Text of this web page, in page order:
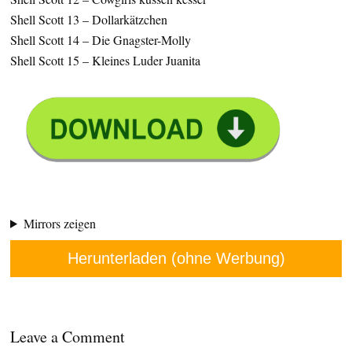
Shell Scott 13 – Dollarkätzchen
Shell Scott 14 – Die Gnagster-Molly
Shell Scott 15 – Kleines Luder Juanita
Mirrors zeigen
Herunterladen (ohne Werbung)
Leave a Comment